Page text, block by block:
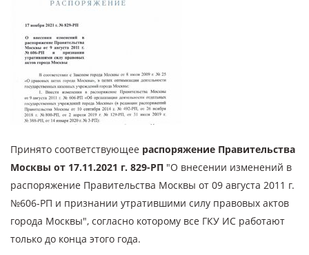
Принято соответствующее распоряжение Правительства
Москвы от 17.11.2021 г. 829-РП "О внесении изменений в
распоряжение Правительства Москвы от 09 августа 2011 г.
№606-РП и признании утратившими силу правовых актов
города Москвы", согласно которому все ГКУ ИС работают
только до конца этого года.